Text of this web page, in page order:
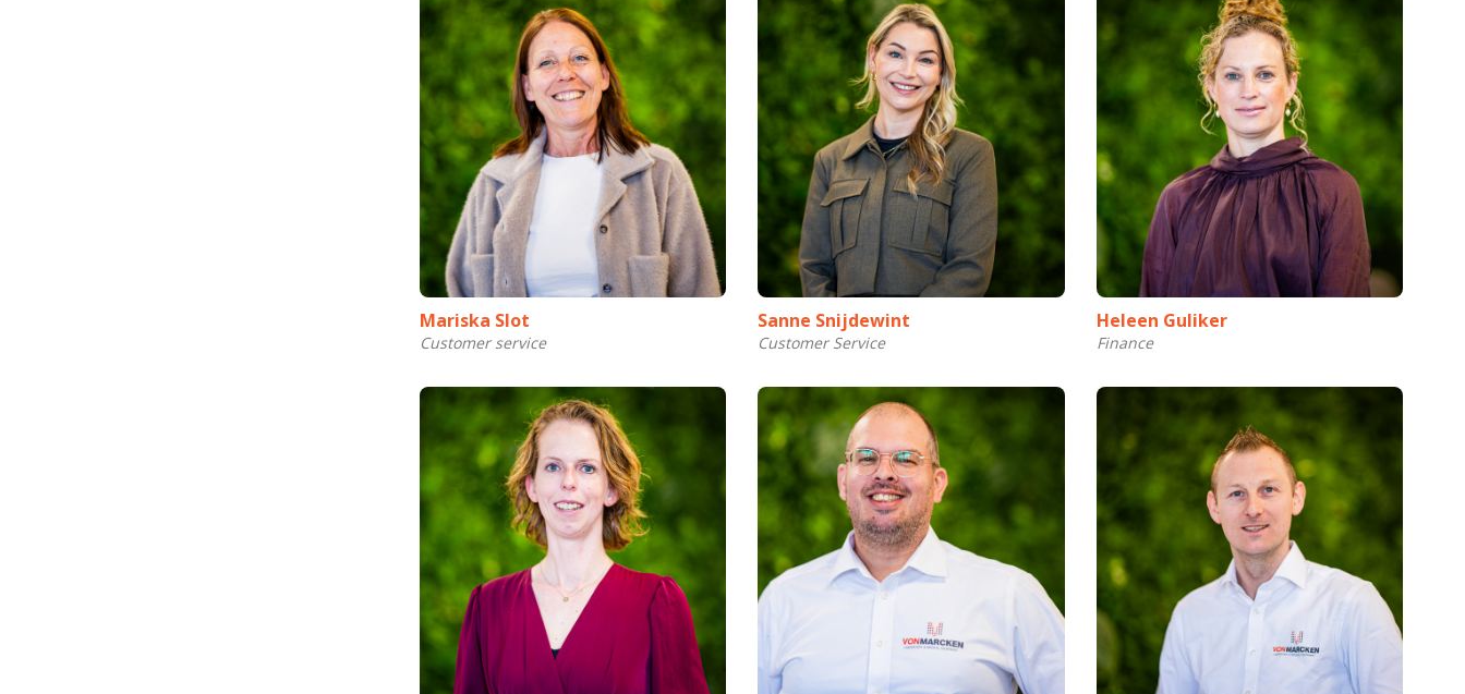
Mariska Slot
Customer service
Sanne Snijdewint
Customer Service
Heleen Guliker
Finance